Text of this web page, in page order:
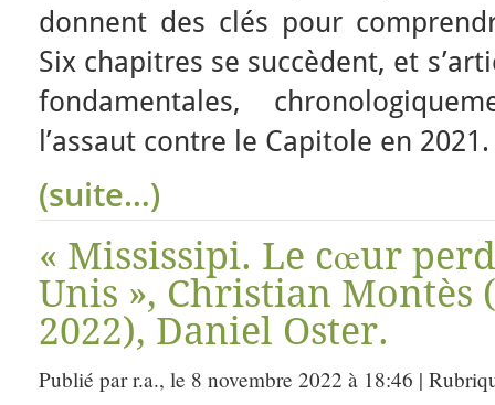
donnent des clés pour
Six chapitres se succèdent, et
fondamentales,
l’assaut contre le Capitole en 2021.
(suite…)
« Mississipi. Le cœur
Unis », Christian Montès
2022), Daniel Oster.
Publié par r.a., le 8 novembre 2022 à 18:46 |